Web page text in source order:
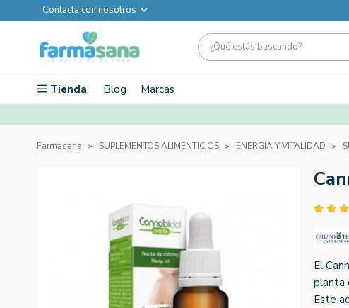
Contacta con nosotros
Tienda Blog Marcas
Farmasana SUPLEMENTOS ALIMENTICIOS ENERGÍA Y VITALIDAD
El
planta
Este